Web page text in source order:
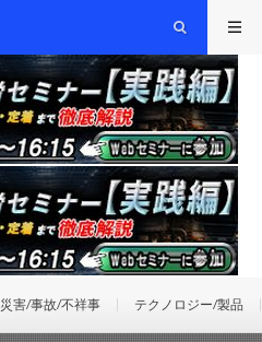
災害/事故/不祥事 テクノロジー/製品